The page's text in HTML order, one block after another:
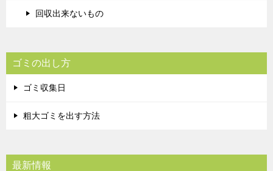
回収出来ないもの
ゴミの出し方
ゴミ収集日
粗大ゴミを出す方法
最新情報